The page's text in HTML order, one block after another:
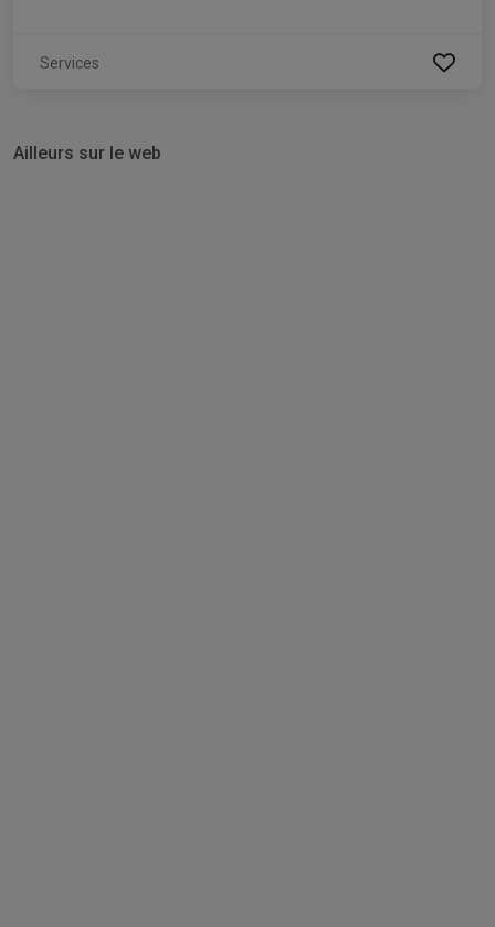
Services
Ailleurs sur le web